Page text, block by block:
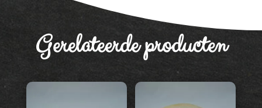
e
Gerelateerde producten